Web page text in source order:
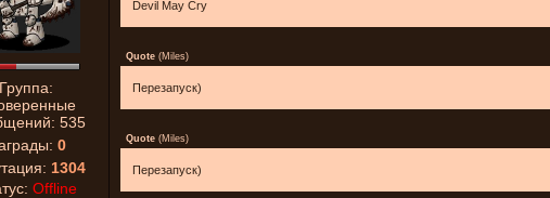
Группа:
535
0
1304
Offline
Devil May Cry
Quote (Miles)
Перезапуск)
Quote (Miles)
Перезапуск)